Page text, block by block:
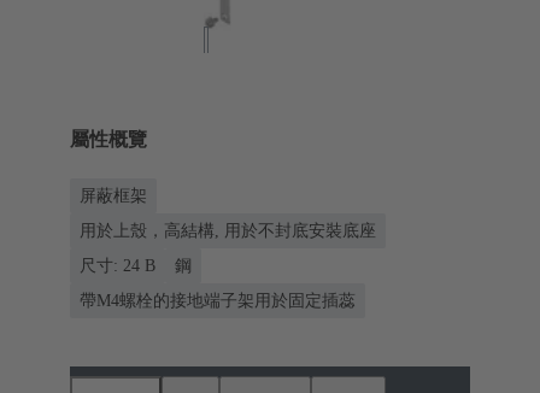
屬性概覽
屏蔽框架
用於上殼，高結構, 用於不封底安裝底座
尺寸: 24 B
鋼
帶M4螺栓的接地端子架用於固定插蕊